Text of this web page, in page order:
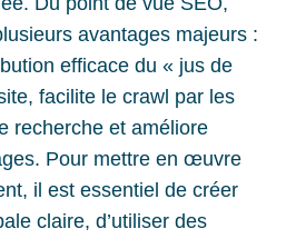
avantages majeurs :
efficace du « jus de
facilite le crawl par les
recherche et améliore
Pour mettre en œuvre
il est essentiel de créer
claire, d’utiliser des